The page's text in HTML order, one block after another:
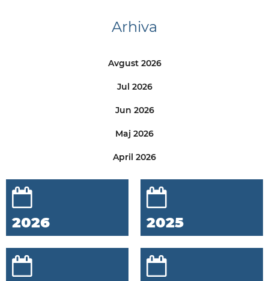
Arhiva
Avgust 2026
Jul 2026
Jun 2026
Maj 2026
April 2026
2026 2025